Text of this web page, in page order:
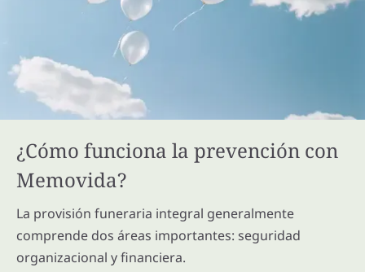
¿Cómo funciona la prevención con
Memovida?
La provisión funeraria integral generalmente
comprende dos áreas importantes: seguridad
organizacional y financiera.